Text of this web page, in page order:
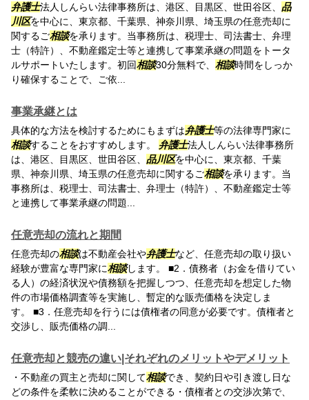
弁護士法人しんらい法律事務所は、港区、目黒区、世田谷区、 品
川区を中心に、東京都、千葉県、神奈川県、埼玉県の任意売却に
関するご相談を承ります。当事務所は、税理士、司法書士、弁理
士（特許）、不動産鑑定士等と連携して事業承継の問題をトータ
ルサポートいたします。初回相談30分無料で、 相談時間をしっか
り確保することで、ご依...
事業承継とは
具体的な方法を検討するためにもまずは弁護士等の法律専門家に
相談することをおすすめします。 弁護士法人しんらい法律事務所
は、港区、目黒区、世田谷区、 品川区を中心に、東京都、千葉
県、神奈川県、埼玉県の任意売却に関するご相談を承ります。当
事務所は、税理士、司法書士、弁理士（特許）、不動産鑑定士等
と連携して事業承継の問題...
任意売却の流れと期間
任意売却の相談は不動産会社や弁護士など、任意売却の取り扱い
経験が豊富な専門家に相談します。 ■2．債務者（お金を借りてい
る人）の経済状況や債務額を把握しつつ、任意売却を想定した物
件の市場価格調査等を実施し、暫定的な販売価格を決定しま
す。 ■3．任意売却を行うには債権者の同意が必要です。債権者と
交渉し、販売価格の調...
任意売却と競売の違い|それぞれのメリットやデメリット
・不動産の買主と売却に関して相談でき、契約日や引き渡し日な
どの条件を柔軟に決めることができる・債権者との交渉次第で、